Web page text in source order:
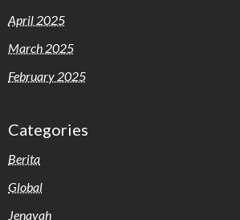
April 2025
March 2025
February 2025
Categories
Berita
Global
Jenayah